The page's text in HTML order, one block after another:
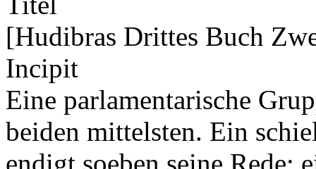
[Hudibras Drittes Buch
Incipit
Eine parlamentarische
beiden mittelsten. Ein
endigt soeben seine Rede: